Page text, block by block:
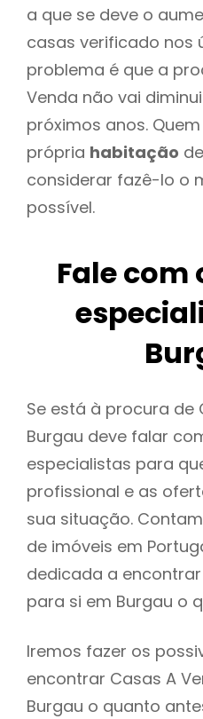
a que se deve o
casas verificado nos
problema é que a
Venda não vai
próximos anos.
própria habitação
considerar fazê-lo o
possível.
Fale com
Se está à procura de
Burgau deve falar
especialistas para
profissional e as
sua situação.
de imóveis em
dedicada a
para si em Burgau o
Iremos fazer os
encontrar Casas A
Burgau o quanto